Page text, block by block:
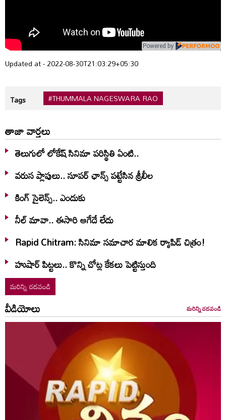
Powered by
Updated at - 2022-08-30T21:03:29+05:30
Tags #THUMMALA NAGESWARA RAO
తాజా వార్తలు
తెలుగులో లోకేష్ సినిమా పరిస్థితి ఏంటి..
వరుస ప్లాపులు.. సూపర్ ఛాన్స్ పట్టేసిన శ్రీలీల
కింగ్ సైలెన్స్.. ఎందుకు
నీల్ మావా.. ఈసారి ఆగేదే లేదు
Rapid Chitram: సినిమా సమాచార మాలిక ర్యాపిడ్ చిత్రం!
హుషార్‌ పిట్టలు.. కొన్ని చోట్ల కేకలు పెట్టిస్తుంది
మరిన్ని చదవండి
వీడియోలు మరిన్ని చదవండి